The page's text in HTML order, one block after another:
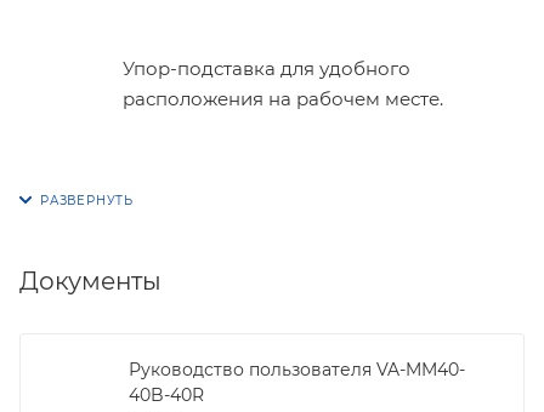
Упор-подставка для удобного
расположения на рабочем месте.
Документы
Руководство пользователя VA-MM40-
40B-40R